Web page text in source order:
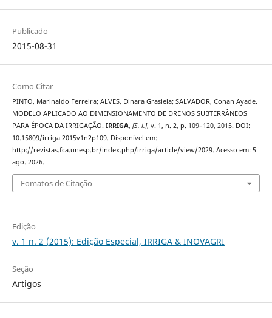
Publicado
2015-08-31
Como Citar
PINTO, Marinaldo Ferreira; ALVES, Dinara Grasiela; SALVADOR, Conan Ayade.
MODELO APLICADO AO DIMENSIONAMENTO DE DRENOS SUBTERRÂNEOS
PARA ÉPOCA DA IRRIGAÇÃO. IRRIGA, [S. l.], v. 1, n. 2, p. 109–120, 2015. DOI:
10.15809/irriga.2015v1n2p109. Disponível em:
http://revistas.fca.unesp.br/index.php/irriga/article/view/2029. Acesso em: 5
ago. 2026.
Fomatos de Citação
Edição
v. 1 n. 2 (2015): Edição Especial, IRRIGA & INOVAGRI
Seção
Artigos